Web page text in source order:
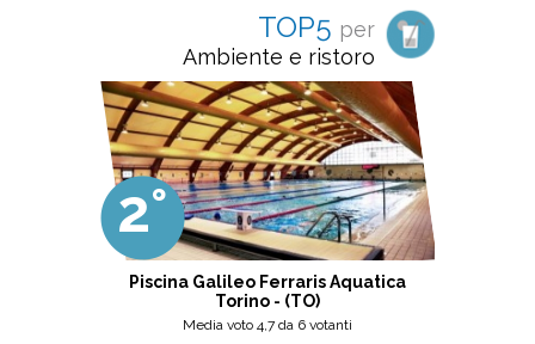
piccola, un po' in vasca grande, negli
spazi riservati al nuoto libero,
giochiamo, nuotiamo e facciamo
apnea insieme (sono stato assistente
bagnanti ed istruttore di nuoto in
gioventù, ora lo faccio per loro
come papà). Si tratta di una struttura
molto accogliente, pulita, bella,
gestita da personale di grande
professionalità, umanità e cortesia.
Ottima scelta, nel pinerolese il
meglio, secondo me.
poco professionale. la sconsiglio a
tutti coloro che amano le cose fatte
seriamente poiché é tutto
improvvisato
TOP5 per
Ambiente e ristoro
2°
Piscina Galileo Ferraris Aquatica
Torino - (TO)
Media voto 4,7 da 6 votanti